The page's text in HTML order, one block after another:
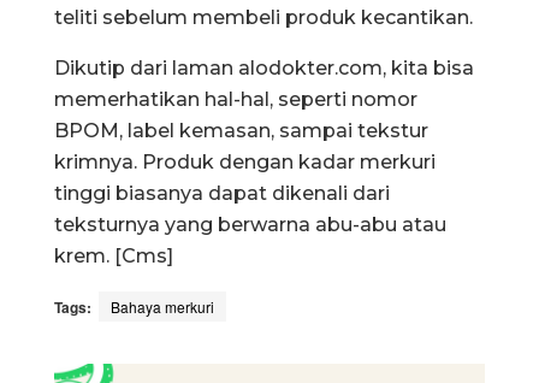
teliti sebelum membeli produk kecantikan.
Dikutip dari laman alodokter.com, kita bisa
memerhatikan hal-hal, seperti nomor
BPOM, label kemasan, sampai tekstur
krimnya. Produk dengan kadar merkuri
tinggi biasanya dapat dikenali dari
teksturnya yang berwarna abu-abu atau
krem. [Cms]
Tags: Bahaya merkuri